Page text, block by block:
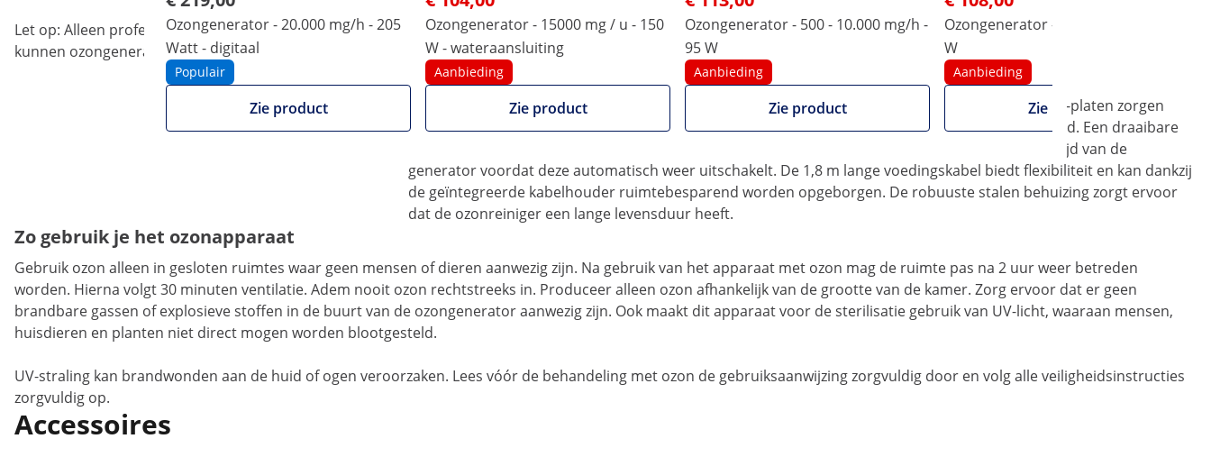
Ozongenerator - 20.000 mg/h - 205
Watt - digitaal
Populair
Zie product
Ozongenerator - 15000 mg / u - 150
W - wateraansluiting
Aanbieding
Zie product
Ozongenerator - 500 - 10.000 mg/h -
95 W
Aanbieding
Zie product
Ozongenerator - 10.000 mg / h - 100
W
Aanbieding
Zie product
Let op: Alleen professionele gebruikers met kennis van het gebruik van PBM’s (persoonlijke beschermingsmiddelen)
kunnen ozongeneratoren bestellen en gebruiken.
Efficiënt en een zekere luchtreiniging met ozon: De reiniger van ulsonix
Het ozonapparaat met sterk vermogen en een eenvoudig handvat. De geïntegreerde keramieken-platen zorgen
voor 20.000 mg ozon per uur. En de ventilator zorgt voor 170 m3 per uur en is gelijkmatig verdeeld. Een draaibare
regelaar waarmee je het apparaat kunt instellen. De geselecteerde waarde beschrijft de bedrijfstijd van de
generator voordat deze automatisch weer uitschakelt. De 1,8 m lange voedingskabel biedt flexibiliteit en kan dankzij
de geïntegreerde kabelhouder ruimtebesparend worden opgeborgen. De robuuste stalen behuizing zorgt ervoor
dat de ozonreiniger een lange levensduur heeft.
Zo gebruik je het ozonapparaat
Gebruik ozon alleen in gesloten ruimtes waar geen mensen of dieren aanwezig zijn. Na gebruik van het apparaat met ozon mag de ruimte pas na 2 uur weer betreden
worden. Hierna volgt 30 minuten ventilatie. Adem nooit ozon rechtstreeks in. Produceer alleen ozon afhankelijk van de grootte van de kamer. Zorg ervoor dat er geen
brandbare gassen of explosieve stoffen in de buurt van de ozongenerator aanwezig zijn. Ook maakt dit apparaat voor de sterilisatie gebruik van UV-licht, waaraan mensen,
huisdieren en planten niet direct mogen worden blootgesteld.
UV-straling kan brandwonden aan de huid of ogen veroorzaken. Lees vóór de behandeling met ozon de gebruiksaanwijzing zorgvuldig door en volg alle veiligheidsinstructies
zorgvuldig op.
Accessoires